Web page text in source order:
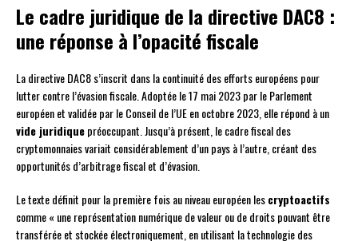
Le cadre juridique de la directive DAC8 :
une réponse à l’opacité fiscale
La directive DAC8 s’inscrit dans la continuité des efforts européens pour
lutter contre l’évasion fiscale. Adoptée le 17 mai 2023 par le Parlement
européen et validée par le Conseil de l’UE en octobre 2023, elle répond à un
vide juridiquepréoccupant. Jusqu’à présent, le cadre fiscal des
cryptomonnaies variait considérablement d’un pays à l’autre, créant des
opportunités d’arbitrage fiscal et d’évasion.
Le texte définit pour la première fois au niveau européen lescryptoactifs
comme « une représentation numérique de valeur ou de droits pouvant être
transférée et stockée électroniquement, en utilisant la technologie des